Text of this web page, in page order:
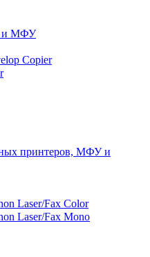
и МФУ
Copier
принтеров, МФУ и
Laser/Fax Color
Laser/Fax Mono